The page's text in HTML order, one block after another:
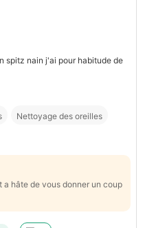
spitz nain j'ai pour habitude de
Nettoyage des oreilles
hâte de vous donner un coup